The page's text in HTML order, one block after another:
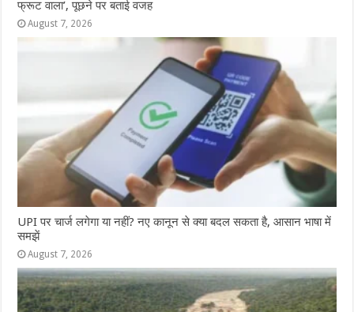
फ्रूट वाला’, पूछने पर बताई वजह
August 7, 2026
UPI पर चार्ज लगेगा या नहीं? नए कानून से क्या बदल सकता है, आसान भाषा में
समझें
August 7, 2026